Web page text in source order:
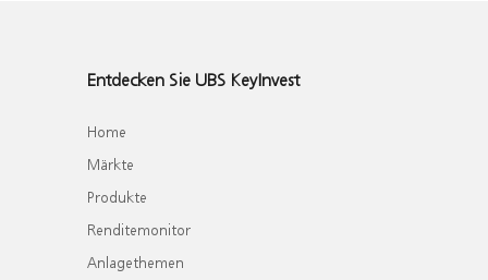
Entdecken Sie UBS KeyInvest
Home
Märkte
Produkte
Renditemonitor
Anlagethemen